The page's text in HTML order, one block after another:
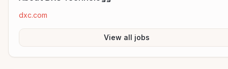
dxc.com
View all jobs